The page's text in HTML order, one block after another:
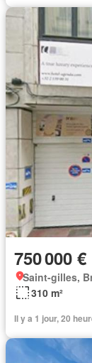
750 000 €
Saint-gilles,
310 m²
Il y a 1 jour, 20